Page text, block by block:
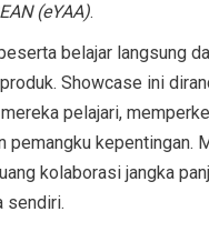
(eYAA).
belajar langsung
Showcase ini
pelajari,
pemangku kepentingan.
kolaborasi jangka
sendiri.